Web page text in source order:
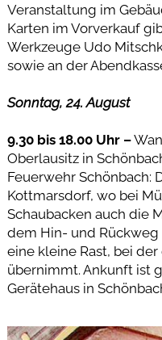
Veranstaltung im
Karten im Vorverkauf
Werkzeuge Udo
sowie an der
Sonntag, 24. August
9.30 bis 18.00 Uhr –
Oberlausitz in
Feuerwehr Schönbach:
Kottmarsdorf, wo bei
Schaubacken auch die
dem Hin- und
eine kleine Rast, bei
übernimmt. Ankunft ist
Gerätehaus in